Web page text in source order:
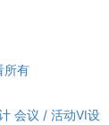
所有
会议 / 活动VI设